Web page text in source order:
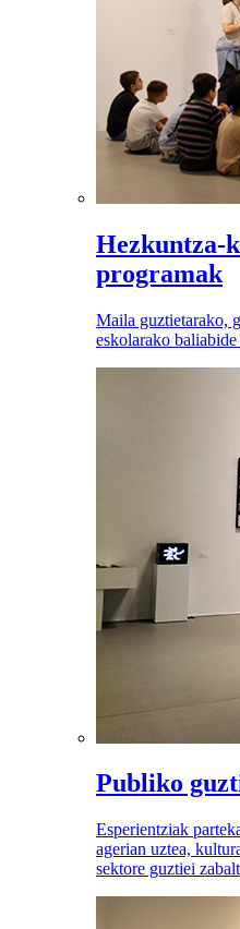
Hezkuntza-
programak
Maila guztietarako,
eskolarako
Publiko
Esperientziak
agerian uztea,
sektore guztiei